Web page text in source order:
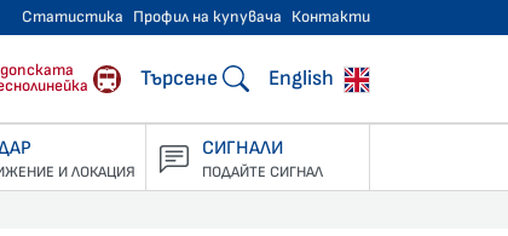
Статистика Профил на купувача Контакти
превозиТърсене English
И ЛОКАЦИЯ
СИГНАЛИ
ПОДАЙТЕ СИГНАЛ